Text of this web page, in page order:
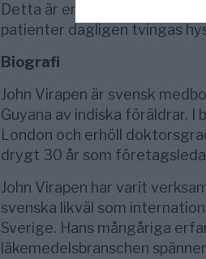
Detta är en bok som avslöjar
patienter dagligen tvingas
Biografi
John Virapen är svensk
Guyana av indiska föräldrar.
London och erhöll
drygt 30 år som
John Virapen har varit
svenska likväl som
Sverige. Hans mångåriga
läkemedelsbranschen